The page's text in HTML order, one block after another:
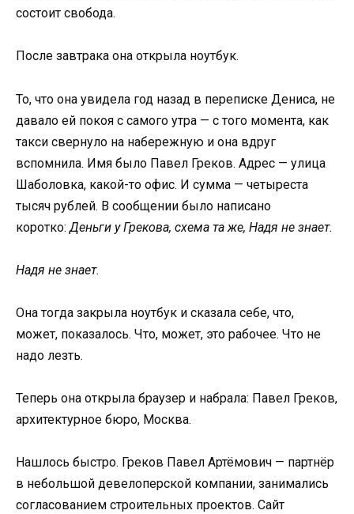
состоит свобода.
После завтрака она открыла ноутбук.
То, что она увидела год назад в переписке Дениса, не
давало ей покоя с самого утра — с того момента, как
такси свернуло на набережную и она вдруг
вспомнила. Имя было Павел Греков. Адрес — улица
Шаболовка, какой-то офис. И сумма — четыреста
тысяч рублей. В сообщении было написано
коротко: Деньги у Грекова, схема та же, Надя не знает.
Надя не знает.
Она тогда закрыла ноутбук и сказала себе, что,
может, показалось. Что, может, это рабочее. Что не
надо лезть.
Теперь она открыла браузер и набрала: Павел Греков,
архитектурное бюро, Москва.
Нашлось быстро. Греков Павел Артёмович — партнёр
в небольшой девелоперской компании, занимались
согласованием строительных проектов. Сайт